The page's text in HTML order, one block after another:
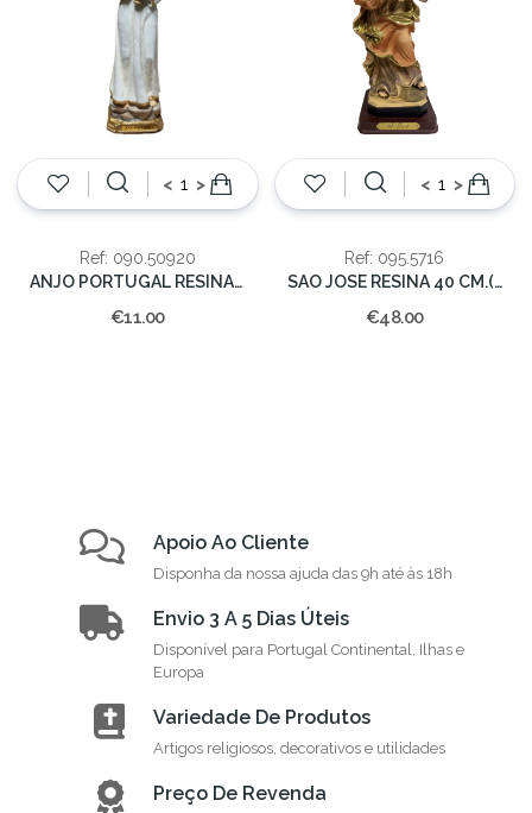
< >
Ref: 090.50920
ANJO PORTUGAL RESINA 20cm(CX.36)
€11.00
< >
Ref: 095.5716
SAO JOSE RESINA 40 CM.(CX.4)
€48.00
Apoio Ao Cliente
Disponha da nossa ajuda das 9h até às 18h
Envio 3 A 5 Dias Úteis
Disponível para Portugal Continental, Ilhas e
Europa
Variedade De Produtos
Artigos religiosos, decorativos e utilidades
Preço De Revenda